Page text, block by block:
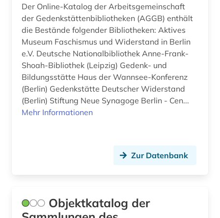
druck (2)
druckgeschichte (1)
druckgrafik (2)
druckgraphik (1)
druckwerk (18)
e-learning (1)
Der Online-Katalog der Arbeitsgemeinschaft
der Gedenkstättenbibliotheken (AGGB) enthält
die Bestände folgender Bibliotheken: Aktives
Museum Faschismus und Widerstand in Berlin
e.V. Deutsche Nationalbibliothek Anne-Frank-
Shoah-Bibliothek (Leipzig) Gedenk- und
Bildungsstätte Haus der Wannsee-Konferenz
(Berlin) Gedenkstätte Deutscher Widerstand
(Berlin) Stiftung Neue Synagoge Berlin - Cen...
Mehr Informationen
Zur Datenbank
Objektkatalog der